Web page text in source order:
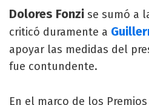
Dolores Fonzi se sumó a
criticó duramente a
apoyar las medidas del
fue contundente.
En el marco de los